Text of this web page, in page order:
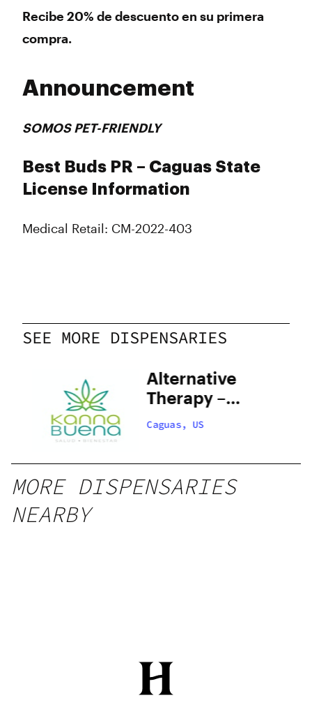
Recibe 20% de descuento en su primera
compra.
Announcement
SOMOS PET-FRIENDLY
Best Buds PR – Caguas State
License Information
Medical Retail: CM-2022-403
SEE MORE DISPENSARIES
Alternative
Therapy –
Caguas
Caguas, US
MORE DISPENSARIES
NEARBY